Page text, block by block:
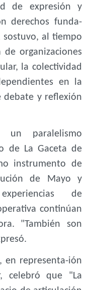
de expresión y
derechos funda-
al tiempo
organizaciones
la colectividad
en la
debate y reflexión
un paralelismo
de La Gaceta de
instrumento de
de Mayo y
de
continúan
"También son
en representa-ión
celebró que "La